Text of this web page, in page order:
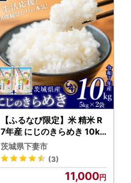
【ふるなび限定】米 精米 R
7年産 にじのきらめき 10kg
10月 FN-Limited-PR
茨城県下妻市
(3)
11,000